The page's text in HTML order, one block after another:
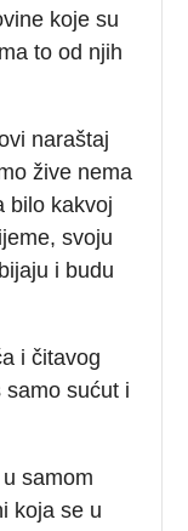
koje su
to od njih
naraštaj
žive nema
bilo kakvoj
svoju
i budu
i čitavog
sućut i
samom
koja se u